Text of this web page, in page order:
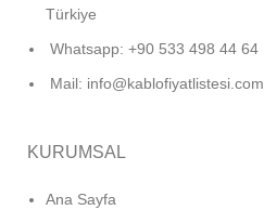
Türkiye
Whatsapp: +90 533 498 44 64
Mail: info@kablofiyatlistesi.com
KURUMSAL
Ana Sayfa